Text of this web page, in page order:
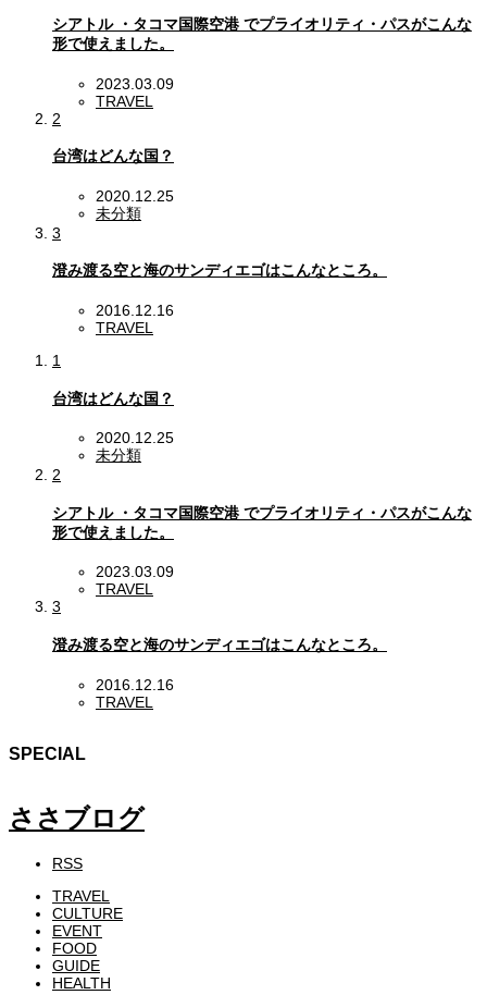
シアトル ・タコマ国際空港 でプライオリティ・パスがこんな
形で使えました。
2023.03.09
TRAVEL
2
台湾はどんな国？
2020.12.25
未分類
3
澄み渡る空と海のサンディエゴはこんなところ。
2016.12.16
TRAVEL
1
台湾はどんな国？
2020.12.25
未分類
2
シアトル ・タコマ国際空港 でプライオリティ・パスがこんな
形で使えました。
2023.03.09
TRAVEL
3
澄み渡る空と海のサンディエゴはこんなところ。
2016.12.16
TRAVEL
SPECIAL
ささブログ
RSS
TRAVEL
CULTURE
EVENT
FOOD
GUIDE
HEALTH